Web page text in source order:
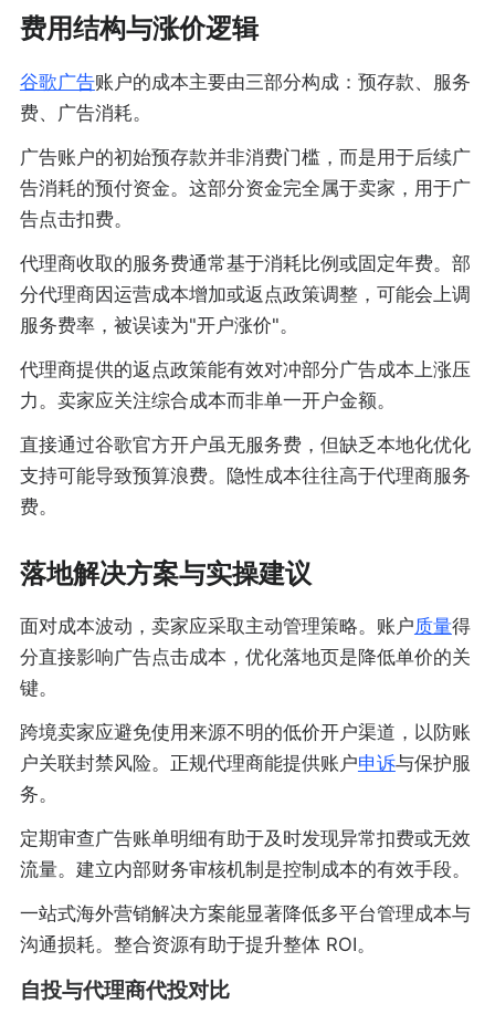
费用结构与涨价逻辑
谷歌广告账户的成本主要由三部分构成：预存款、服务
费、广告消耗。
广告账户的初始预存款并非消费门槛，而是用于后续广
告消耗的预付资金。这部分资金完全属于卖家，用于广
告点击扣费。
代理商收取的服务费通常基于消耗比例或固定年费。部
分代理商因运营成本增加或返点政策调整，可能会上调
服务费率，被误读为"开户涨价"。
代理商提供的返点政策能有效对冲部分广告成本上涨压
力。卖家应关注综合成本而非单一开户金额。
直接通过谷歌官方开户虽无服务费，但缺乏本地化优化
支持可能导致预算浪费。隐性成本往往高于代理商服务
费。
落地解决方案与实操建议
面对成本波动，卖家应采取主动管理策略。账户质量得
分直接影响广告点击成本，优化落地页是降低单价的关
键。
跨境卖家应避免使用来源不明的低价开户渠道，以防账
户关联封禁风险。正规代理商能提供账户申诉与保护服
务。
定期审查广告账单明细有助于及时发现异常扣费或无效
流量。建立内部财务审核机制是控制成本的有效手段。
一站式海外营销解决方案能显著降低多平台管理成本与
沟通损耗。整合资源有助于提升整体 ROI。
自投与代理商代投对比